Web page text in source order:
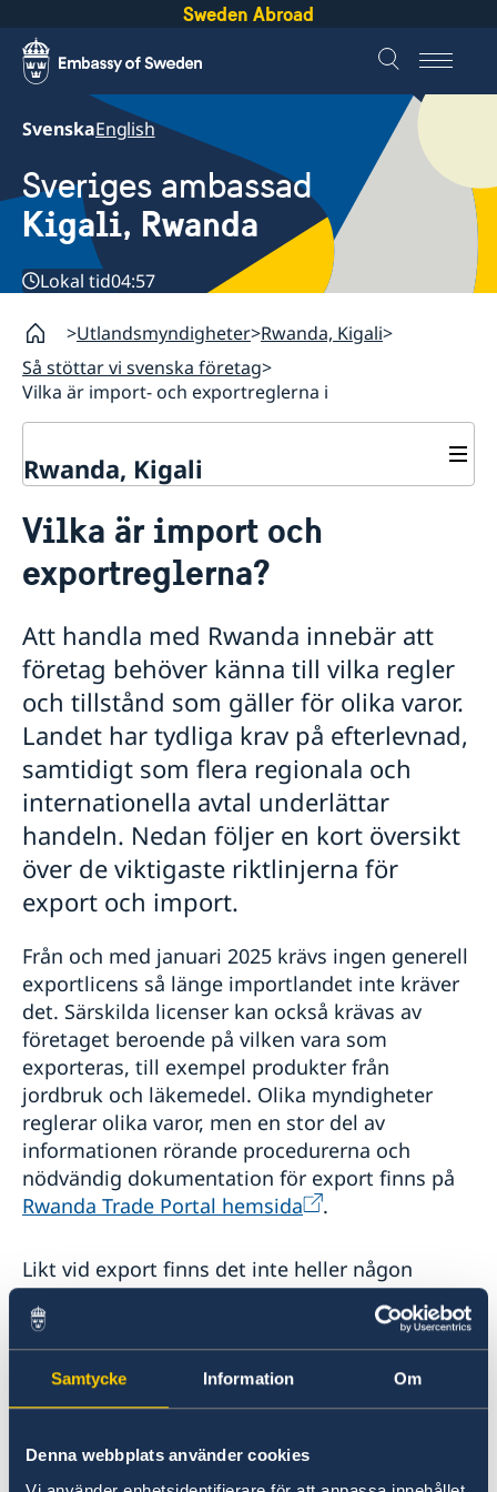
Samtycke Information Om
Denna webbplats använder cookies
Sweden Abroad
SvenskaEnglish
Sveriges ambassad
Kigali, Rwanda
Lokal tid04:57
Utlandsmyndigheter Rwanda, Kigali
Så stöttar vi svenska företag
Vilka är import- och exportreglerna i
Rwanda, Kigali
Om oss
Ambassadens personal
Så stöttar vi svenska företag
Team Sweden
Så kan du få stöd
Svenska företag i Rwanda
Anmäl handelshinder
Nyheter
Vilka är import och
exportreglerna?
Att handla med Rwanda innebär att
företag behöver känna till vilka regler
och tillstånd som gäller för olika varor.
Landet har tydliga krav på efterlevnad,
samtidigt som flera regionala och
internationella avtal underlättar
handeln. Nedan följer en kort översikt
över de viktigaste riktlinjerna för
export och import.
Från och med januari 2025 krävs ingen generell
exportlicens så länge importlandet inte kräver
det. Särskilda licenser kan också krävas av
företaget beroende på vilken vara som
exporteras, till exempel produkter från
jordbruk och läkemedel. Olika myndigheter
reglerar olika varor, men en stor del av
informationen rörande procedurerna och
nödvändig dokumentation för export finns på
Rwanda Trade Portal hemsida
.
Likt vid export finns det inte heller någon
generell importlicens. Det kan krävas särskilda
importtillstånd samt dokumentation och
licenser beroende på varan företaget
importerar. De varor som kräver särskild licens
är de som klassas som ”high-risk” (till exempel
som används vid byggnationer). Rwanda